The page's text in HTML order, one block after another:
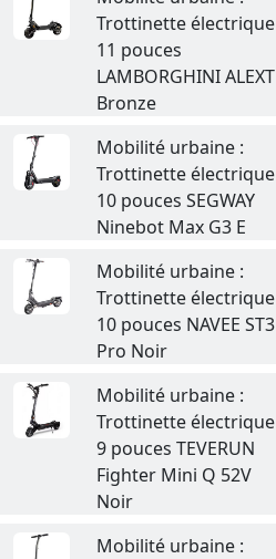
Trottinette électrique
11 pouces
LAMBORGHINI ALEXT
Bronze
Mobilité urbaine :
Trottinette électrique
10 pouces SEGWAY
Ninebot Max G3 E
Mobilité urbaine :
Trottinette électrique
10 pouces NAVEE ST3
Pro Noir
Mobilité urbaine :
Trottinette électrique
9 pouces TEVERUN
Fighter Mini Q 52V
Noir
Mobilité urbaine :